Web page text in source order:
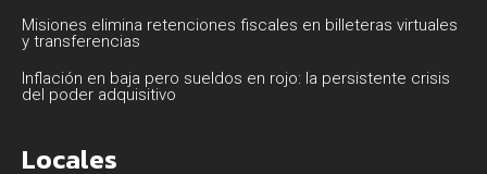
Misiones elimina retenciones fiscales en billeteras virtuales
y transferencias
Inflación en baja pero sueldos en rojo: la persistente crisis
del poder adquisitivo
Locales